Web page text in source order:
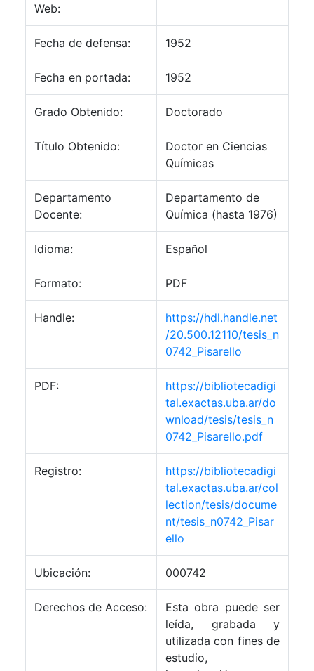
Web:
Fecha de defensa: 1952
Fecha en portada: 1952
Grado Obtenido: Doctorado
Título Obtenido:
Doctor en Ciencias
Químicas
Departamento
Docente:
Departamento de
Química (hasta 1976)
Idioma: Español
Formato: PDF
Handle:
https://hdl.handle.net
/20.500.12110/tesis_n
0742_Pisarello
PDF:
https://bibliotecadigi
tal.exactas.uba.ar/do
wnload/tesis/tesis_n
0742_Pisarello.pdf
Registro:
https://bibliotecadigi
tal.exactas.uba.ar/col
lection/tesis/docume
nt/tesis_n0742_Pisar
ello
Ubicación: 000742
Derechos de Acceso:
Esta obra puede ser
leída, grabada y
utilizada con fines de
estudio,